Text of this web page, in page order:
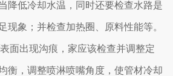
降低冷却水温，同时还要检查水路是
现象；并检查加热圈、原料性能等。
表面出现沟痕，家应该检查并调整定
衡，调整喷淋喷嘴角度，使管材冷却